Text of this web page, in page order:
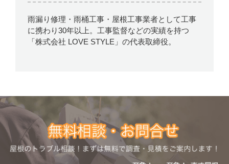
雨漏り修理・雨桶工事・屋根工事業者として工事
に携わり30年以上。工事監督などの実績を持つ
「株式会社 LOVE STYLE」の代表取締役。